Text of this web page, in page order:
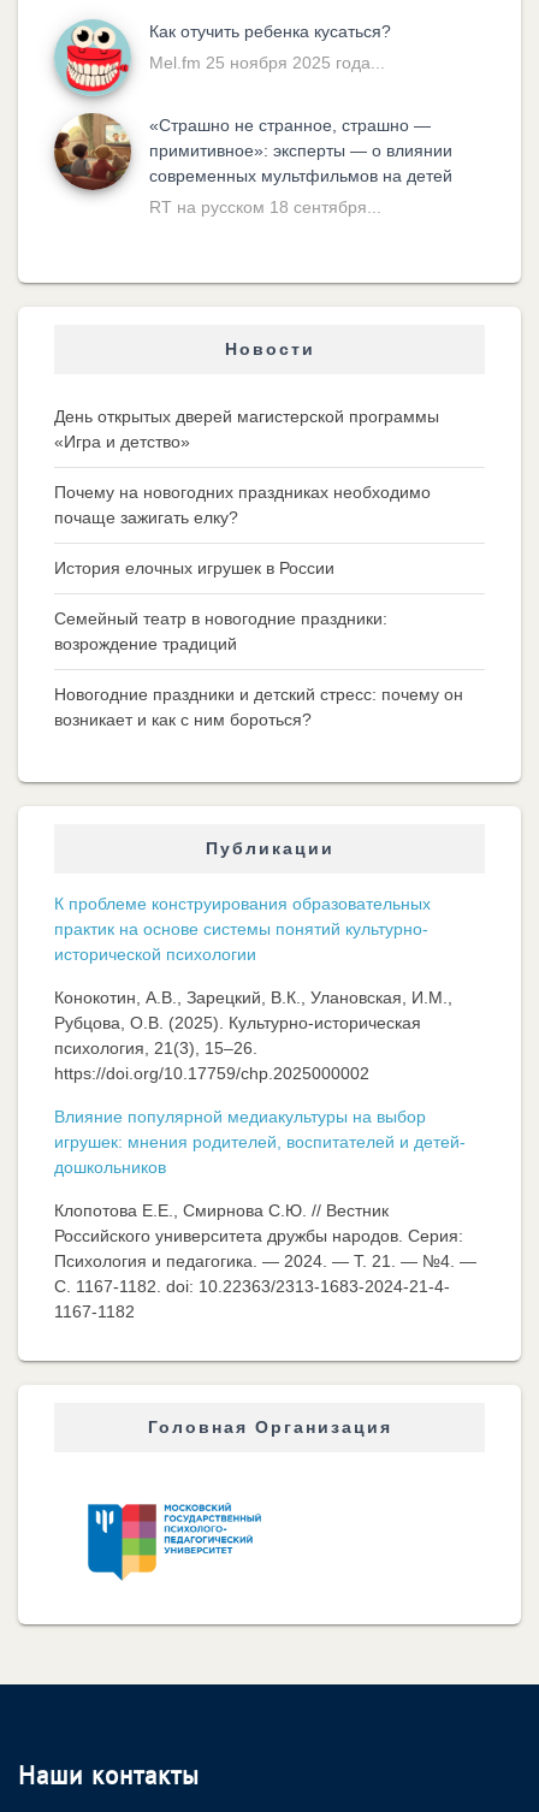
Как отучить ребенка кусаться?
Mel.fm 25 ноября 2025 года...
«Cтрашно не странное, страшно —
примитивное»: эксперты — о влиянии
современных мультфильмов на детей
RT на русском 18 сентября...
Новости
День открытых дверей магистерской программы
«Игра и детство»
Почему на новогодних праздниках необходимо
почаще зажигать елку?
История елочных игрушек в России
Семейный театр в новогодние праздники:
возрождение традиций
Новогодние праздники и детский стресс: почему он
возникает и как с ним бороться?
Публикации
К проблеме конструирования образовательных
практик на основе системы понятий культурно-
исторической психологии
Конокотин, А.В., Зарецкий, В.К., Улановская, И.М.,
Рубцова, О.В. (2025). Культурно-историческая
психология, 21(3), 15–26.
https://doi.org/10.17759/chp.2025000002
Влияние популярной медиакультуры на выбор
игрушек: мнения родителей, воспитателей и детей-
дошкольников
Клопотова Е.Е., Смирнова С.Ю. // Вестник
Российского университета дружбы народов. Серия:
Психология и педагогика. — 2024. — Т. 21. — №4. —
C. 1167-1182. doi: 10.22363/2313-1683-2024-21-4-
1167-1182
Головная Организация
Наши контакты